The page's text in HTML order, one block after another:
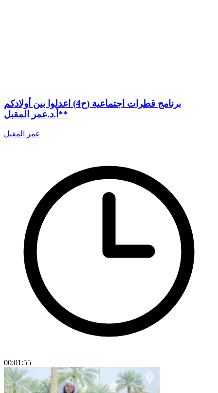
برنامج قطرات اجتماعية (ح4) اعدلوا بين أولادكم
*أ.د.عمر المقبل*
عمر المقبل
00:01:55